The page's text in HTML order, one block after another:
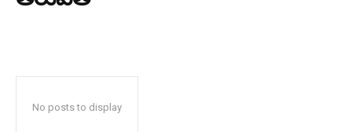
No posts to display